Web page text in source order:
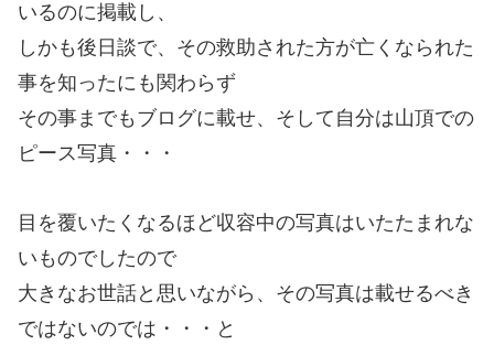
いるのに掲載し、
しかも後日談で、その救助された方が亡くなられた
事を知ったにも関わらず
その事までもブログに載せ、そして自分は山頂での
ピース写真・・・
目を覆いたくなるほど収容中の写真はいたたまれな
いものでしたので
大きなお世話と思いながら、その写真は載せるべき
ではないのでは・・・と